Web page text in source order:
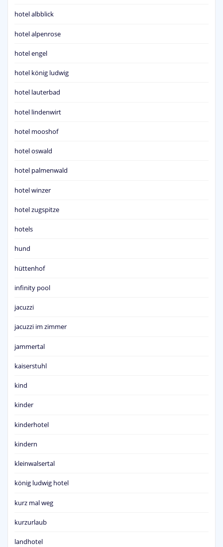
hotel albblick
hotel alpenrose
hotel engel
hotel könig ludwig
hotel lauterbad
hotel lindenwirt
hotel mooshof
hotel oswald
hotel palmenwald
hotel winzer
hotel zugspitze
hotels
hund
hüttenhof
infinity pool
jacuzzi
jacuzzi im zimmer
jammertal
kaiserstuhl
kind
kinder
kinderhotel
kindern
kleinwalsertal
könig ludwig hotel
kurz mal weg
kurzurlaub
landhotel